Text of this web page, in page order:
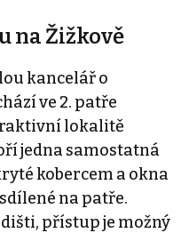
na Žižkově
kancelář o
ve 2. patře
lokalitě
jedna samostatná
kobercem a okna
na patře.
přístup je možný